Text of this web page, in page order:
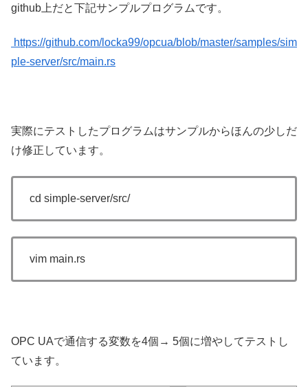
github上だと下記サンプルプログラムです。
https://github.com/locka99/opcua/blob/master/samples/sim
ple-server/src/main.rs
実際にテストしたプログラムはサンプルからほんの少しだ
け修正しています。
cd simple-server/src/
vim main.rs
OPC UAで通信する変数を4個→ 5個に増やしてテストし
ています。